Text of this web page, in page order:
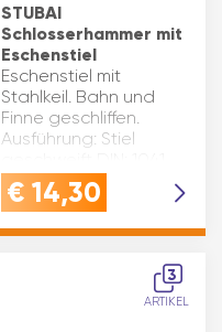
STUBAI
Schlosserhammer mit
Eschenstiel
Eschenstiel mit
Stahlkeil. Bahn und
Finne geschliffen.
Ausführung: Stiel
Gewicht(g): 600
Material Kopf: Stahl
Stiellänge(mm): 320
€ 14,30
3
ARTIKEL